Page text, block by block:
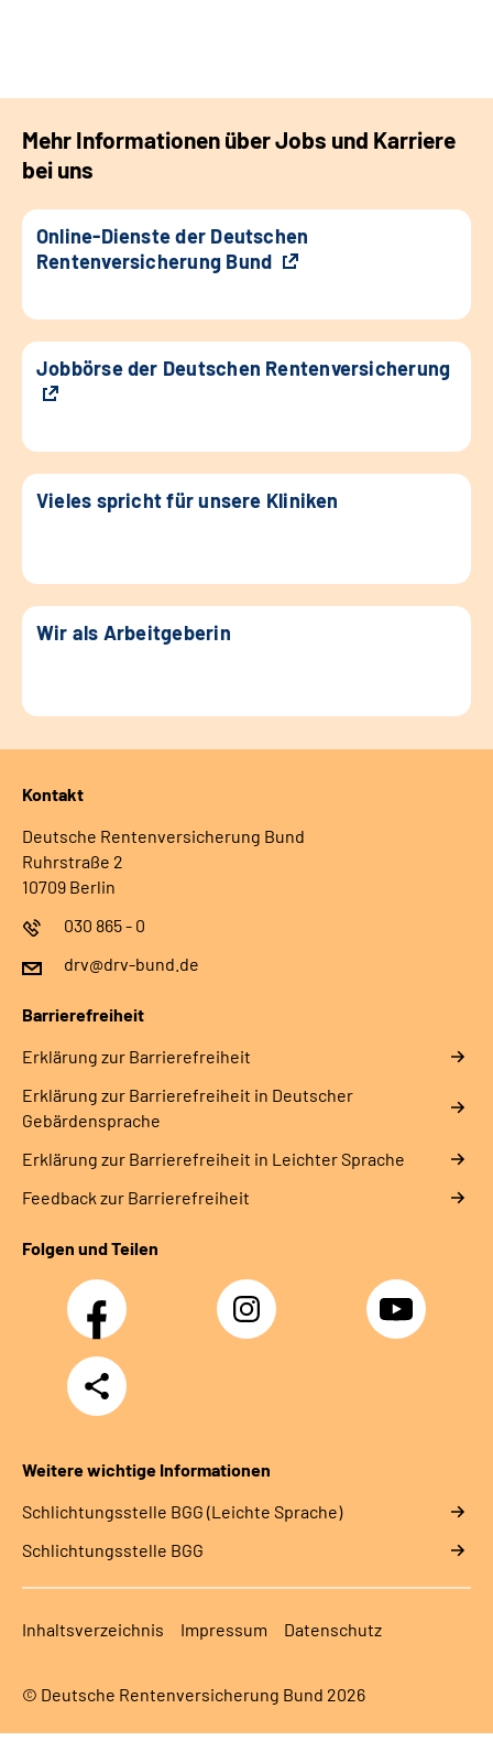
Mehr Informationen über Jobs und Karriere
bei uns
Online-Dienste der Deutschen
Rentenversicherung Bund
Jobbörse der Deutschen Rentenversicherung
Vieles spricht für unsere Kliniken
Wir als Arbeitgeberin
Kontakt
Deutsche Rentenversicherung Bund
Ruhrstraße 2
10709 Berlin
030 865 - 0
drv@drv-bund.de
Barrierefreiheit
Erklärung zur Barrierefreiheit
Erklärung zur Barrierefreiheit in Deutscher
Gebärdensprache
Erklärung zur Barrierefreiheit in Leichter Sprache
Feedback zur Barrierefreiheit
Folgen und Teilen
Facebook Instagram YouTube
Teilen
Weitere wichtige Informationen
Schlich­tungs­stel­le BGG (Leichte Sprache)
Schlich­tungs­stel­le BGG
Inhaltsverzeichnis Impressum Datenschutz
© Deutsche Rentenversicherung Bund 2026